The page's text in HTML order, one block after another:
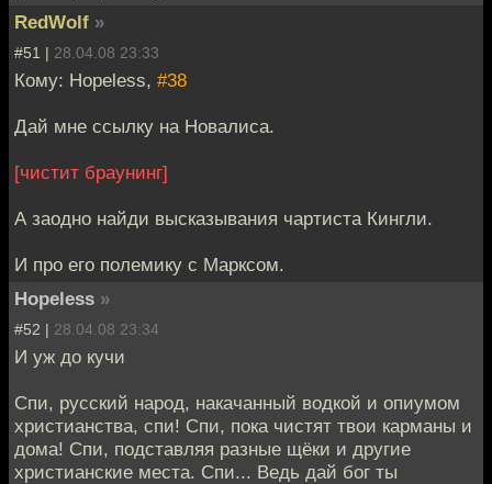
RedWolf »
#51 | 28.04.08 23:33
Кому: Hopeless, #38
Дай мне ссылку на Новалиса.
[чистит браунинг]
А заодно найди высказывания чартиста Кингли.
И про его полемику с Марксом.
Hopeless »
#52 | 28.04.08 23:34
И уж до кучи
Спи, русский народ, накачанный водкой и опиумом
христианства, спи! Спи, пока чистят твои карманы и
дома! Спи, подставляя разные щёки и другие
христианские места. Спи... Ведь дай бог ты